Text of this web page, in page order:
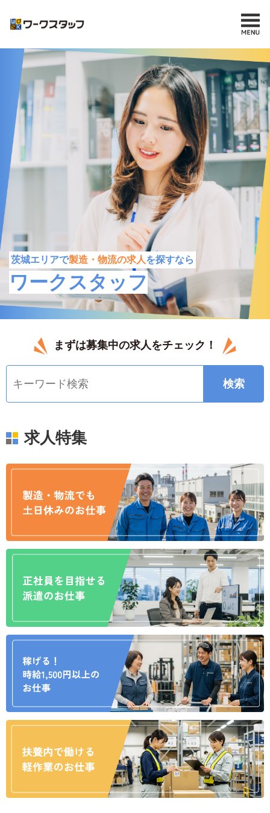
茨城エリアで製造・物流の求人を探すなら
ワークスタッフ
まずは募集中の求人をチェック！
求人特集